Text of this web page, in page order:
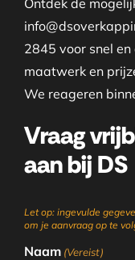
2845 voor snel
maatwerk en
We reageren
Vraag
aan bij DS
Let op: ingevulde
om je aanvraag op te
Naam (Vereist)